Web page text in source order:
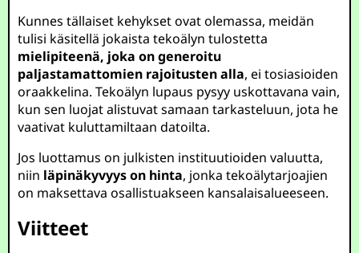
Kunnes tällaiset kehykset ovat olemassa, meidän
tulisi käsitellä jokaista tekoälyn tulostetta
mielipiteenä, joka on generoitu
paljastamattomien rajoitusten alla, ei tosiasioiden
oraakkelina. Tekoälyn lupaus pysyy uskottavana vain,
kun sen luojat alistuvat samaan tarkasteluun, jota he
vaativat kuluttamiltaan datoilta.
Jos luottamus on julkisten instituutioiden valuutta,
niin läpinäkyvyys on hinta, jonka tekoälytarjoajien
on maksettava osallistuakseen kansalaisalueeseen.
Viitteet